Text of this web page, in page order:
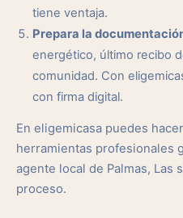
tiene ventaja.
Prepara la
energético, último recibo
comunidad. Con
con firma digital.
En eligemicasa puedes
herramientas profesionales
agente local de Palmas, Las
proceso.